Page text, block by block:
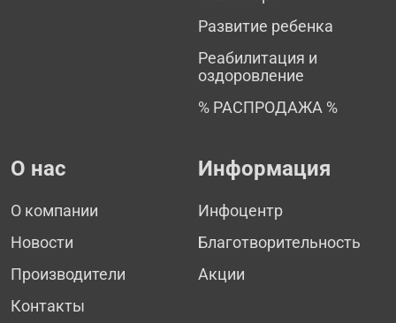
Развитие ребенка
Реабилитация и
оздоровление
% РАСПРОДАЖА %
О нас
О компании
Новости
Производители
Контакты
Информация
Инфоцентр
Благотворительность
Акции